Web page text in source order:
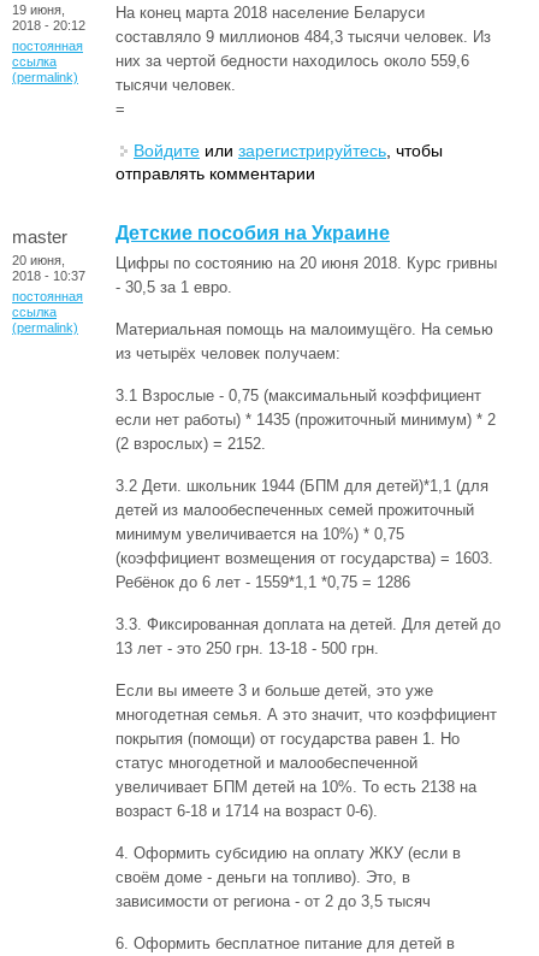
19 июня,
2018 - 20:12
постоянная
ссылка
(permalink)
На конец марта 2018 население Беларуси
составляло 9 миллионов 484,3 тысячи человек. Из
них за чертой бедности находилось около 559,6
тысячи человек.
=
Войдите или зарегистрируйтесь , чтобы
отправлять комментарии
master
20 июня,
2018 - 10:37
постоянная
ссылка
(permalink)
Детские пособия на Украине
Цифры по состоянию на 20 июня 2018. Курс гривны
- 30,5 за 1 евро.
Материальная помощь на малоимущёго. На семью
из четырёх человек получаем:
3.1 Взрослые - 0,75 (максимальный коэффициент
если нет работы) * 1435 (прожиточный минимум) * 2
(2 взрослых) = 2152.
3.2 Дети. школьник 1944 (БПМ для детей)*1,1 (для
детей из малообеспеченных семей прожиточный
минимум увеличивается на 10%) * 0,75
(коэффициент возмещения от государства) = 1603.
Ребёнок до 6 лет - 1559*1,1 *0,75 = 1286
3.3. Фиксированная доплата на детей. Для детей до
13 лет - это 250 грн. 13-18 - 500 грн.
Если вы имеете 3 и больше детей, это уже
многодетная семья. А это значит, что коэффициент
покрытия (помощи) от государства равен 1. Но
статус многодетной и малообеспеченной
увеличивает БПМ детей на 10%. То есть 2138 на
возраст 6-18 и 1714 на возраст 0-6).
4. Оформить субсидию на оплату ЖКУ (если в
своём доме - деньги на топливо). Это, в
зависимости от региона - от 2 до 3,5 тысяч
6. Оформить бесплатное питание для детей в